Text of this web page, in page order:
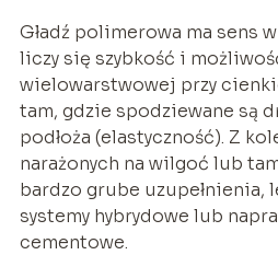
Gładź polimerowa ma sens
liczy się szybkość i
wielowarstwowej przy
tam, gdzie spodziewane są
podłoża (elastyczność). Z
narażonych na wilgoć lub
bardzo grube uzupełnienia,
systemy hybrydowe lub
cementowe.